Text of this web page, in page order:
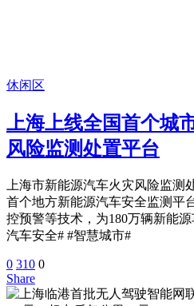
休闲区
上海上线全国首个城
风险监测处置平台
上海市新能源汽车火灾风险监测
首个地方新能源汽车安全监测平
控预警等技术，为180万辆新能
汽车安全# #智慧城市#
0 310 0
Share